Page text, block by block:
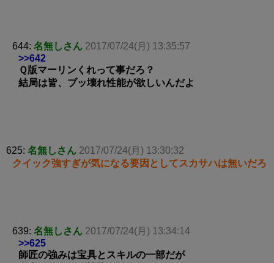
644: 名無しさん 2017/07/24(月) 13:35:57
>>642
Ｑ版マーリンくれって事だろ？
結局は皆、ブッ壊れ性能が欲しいんだよ
625: 名無しさん 2017/07/24(月) 13:30:32
クイック強すぎが気になる要因としてスカサハは無いだろ
639: 名無しさん 2017/07/24(月) 13:34:14
>>625
師匠の強みは宝具とスキルの一部だが